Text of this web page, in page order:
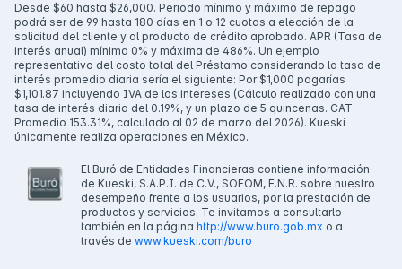
Desde $60 hasta $26,000. Periodo mínimo y máximo de repago
podrá ser de 99 hasta 180 días en 1 o 12 cuotas a elección de la
solicitud del cliente y al producto de crédito aprobado. APR (Tasa de
interés anual) mínima 0% y máxima de 486%. Un ejemplo
representativo del costo total del Préstamo considerando la tasa de
interés promedio diaria sería el siguiente: Por $1,000 pagarías
$1,101.87 incluyendo IVA de los intereses (Cálculo realizado con una
tasa de interés diaria del 0.19%, y un plazo de 5 quincenas. CAT
Promedio 153.31%, calculado al 02 de marzo del 2026). Kueski
únicamente realiza operaciones en México.
El Buró de Entidades Financieras contiene información
de Kueski, S.A.P.I. de C.V., SOFOM, E.N.R. sobre nuestro
desempeño frente a los usuarios, por la prestación de
productos y servicios. Te invitamos a consultarlo
también en la página http://www.buro.gob.mx o a
través de www.kueski.com/buro